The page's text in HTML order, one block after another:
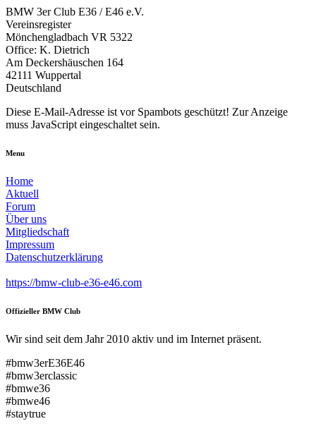
BMW 3er Club E36 / E46 e.V.
Vereinsregister
Mönchengladbach VR 5322
Office: K. Dietrich
Am Deckershäuschen 164
42111 Wuppertal
Deutschland
Diese E-Mail-Adresse ist vor Spambots geschützt! Zur Anzeige
muss JavaScript eingeschaltet sein.
Menu
Home
Aktuell
Forum
Über uns
Mitgliedschaft
Impressum
Datenschutzerklärung
https://bmw-club-e36-e46.com
Offizieller BMW Club
Wir sind seit dem Jahr 2010 aktiv und im Internet präsent.
#bmw3erE36E46
#bmw3erclassic
#bmwe36
#bmwe46
#staytrue